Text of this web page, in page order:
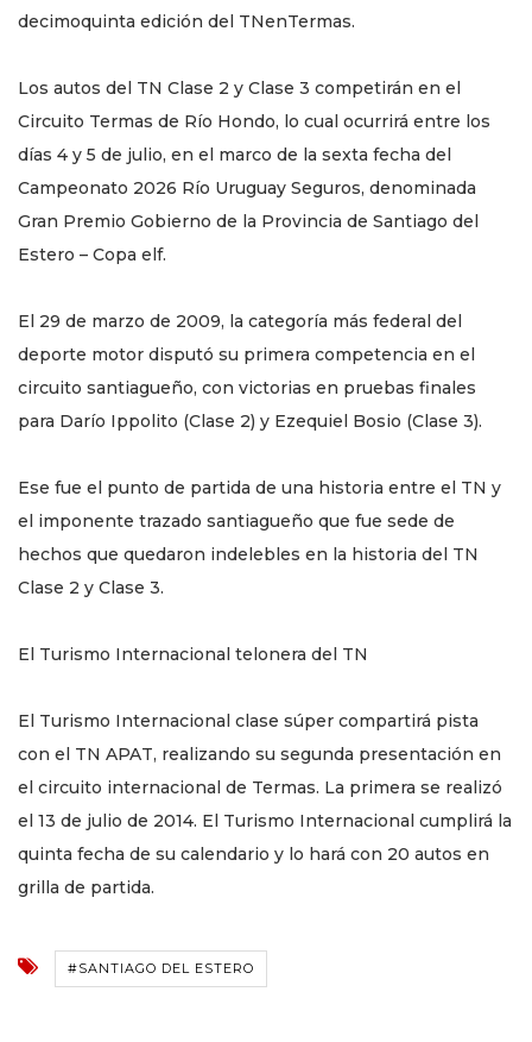
decimoquinta edición del TNenTermas.
Los autos del TN Clase 2 y Clase 3 competirán en el
Circuito Termas de Río Hondo, lo cual ocurrirá entre los
días 4 y 5 de julio, en el marco de la sexta fecha del
Campeonato 2026 Río Uruguay Seguros, denominada
Gran Premio Gobierno de la Provincia de Santiago del
Estero – Copa elf.
El 29 de marzo de 2009, la categoría más federal del
deporte motor disputó su primera competencia en el
circuito santiagueño, con victorias en pruebas finales
para Darío Ippolito (Clase 2) y Ezequiel Bosio (Clase 3).
Ese fue el punto de partida de una historia entre el TN y
el imponente trazado santiagueño que fue sede de
hechos que quedaron indelebles en la historia del TN
Clase 2 y Clase 3.
El Turismo Internacional telonera del TN
El Turismo Internacional clase súper compartirá pista
con el TN APAT, realizando su segunda presentación en
el circuito internacional de Termas. La primera se realizó
el 13 de julio de 2014. El Turismo Internacional cumplirá la
quinta fecha de su calendario y lo hará con 20 autos en
grilla de partida.
#SANTIAGO DEL ESTERO